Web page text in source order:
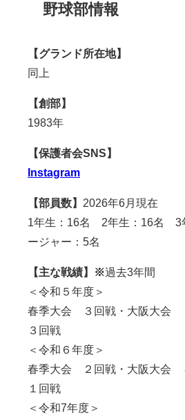
野球部情報
【グランド所在地】
同上
【創部】
1983年
【保護者会SNS】
Instagram
【部員数】 2026年6月現在
1年生：16名 2年生：16名
ージャー：5名
【主な戦績】※過去3年間
＜令和５年度＞
春季大会 ３回戦・大阪大会
３回戦
＜令和６年度＞
春季大会 ２回戦・大阪大会
１回戦
＜令和7年度＞